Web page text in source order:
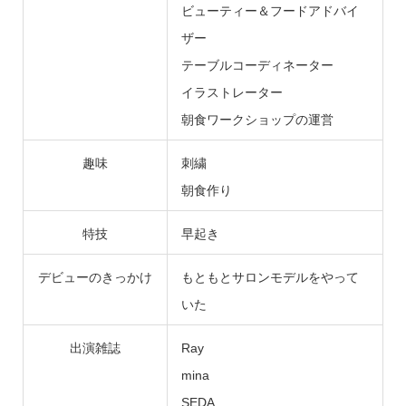
ビューティー＆フードアドバイ
ザー
テーブルコーディネーター
イラストレーター
朝食ワークショップの運営
趣味
刺繍
朝食作り
特技 早起き
デビューのきっかけ
もともとサロンモデルをやって
いた
出演雑誌
Ray
mina
SEDA